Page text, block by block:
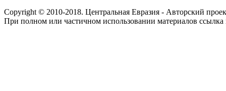
Copyright © 2010-2018. Центральная Евразия - Авторский
При полном или частичном использовании материалов ссылка